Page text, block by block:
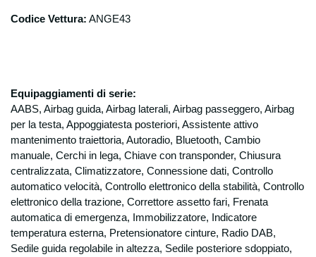
Codice Vettura: ANGE43
Equipaggiamenti di serie:
AABS, Airbag guida, Airbag laterali, Airbag passeggero, Airbag
per la testa, Appoggiatesta posteriori, Assistente attivo
mantenimento traiettoria, Autoradio, Bluetooth, Cambio
manuale, Cerchi in lega, Chiave con transponder, Chiusura
centralizzata, Climatizzatore, Connessione dati, Controllo
automatico velocità, Controllo elettronico della stabilità, Controllo
elettronico della trazione, Correttore assetto fari, Frenata
automatica di emergenza, Immobilizzatore, Indicatore
temperatura esterna, Pretensionatore cinture, Radio DAB,
Sedile guida regolabile in altezza, Sedile posteriore sdoppiato,